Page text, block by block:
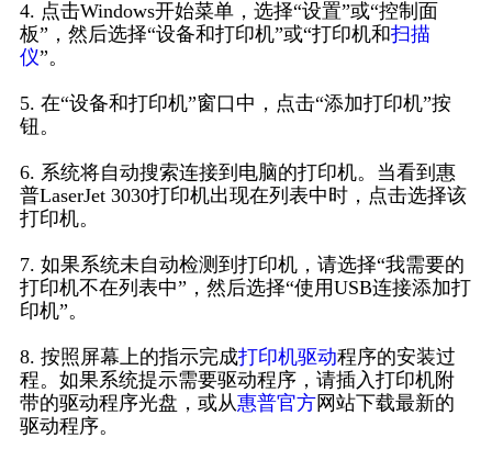
4. 点击Windows开始菜单，选择“设置”或“控制面
板”，然后选择“设备和打印机”或“打印机和扫描
仪”。
5. 在“设备和打印机”窗口中，点击“添加打印机”按
钮。
6. 系统将自动搜索连接到电脑的打印机。当看到惠
普LaserJet 3030打印机出现在列表中时，点击选择该
打印机。
7. 如果系统未自动检测到打印机，请选择“我需要的
打印机不在列表中”，然后选择“使用USB连接添加打
印机”。
8. 按照屏幕上的指示完成打印机驱动程序的安装过
程。如果系统提示需要驱动程序，请插入打印机附
带的驱动程序光盘，或从惠普官方网站下载最新的
驱动程序。